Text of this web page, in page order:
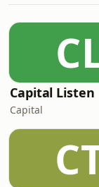
Capital Listen
Capital